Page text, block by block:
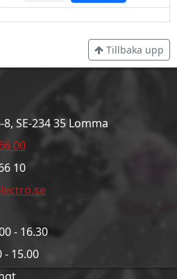
Tillbaka upp
SE-234 35 Lomma
00
10
- 16.30
- 15.00